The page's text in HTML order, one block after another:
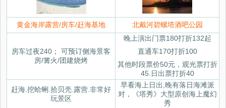
黄金海岸露营/房车/赶海基地 北戴河碧螺塔酒吧公园
房车过夜240； 可预订侧海景客
房/篝火/团建烧烤
晚上演出门票180打折132起
直通车170打折100
其他时段票价50元，观光票打折
45.日出票打折40
赶海.挖蛤蜊.拾贝壳.露营.非常好
玩景区
早看海上日出,晚有落日海滩派
对，《塔秀》大型原创海上魔幻
秀